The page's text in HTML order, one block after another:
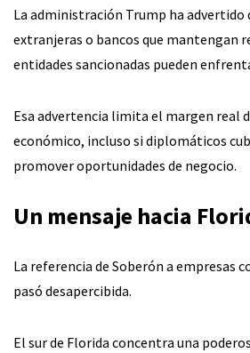
La administración Trump ha advertido
extranjeras o bancos que mantengan
entidades sancionadas pueden
Esa advertencia limita el margen real
económico, incluso si diplomáticos
promover oportunidades de negocio.
Un mensaje hacia
La referencia de Soberón a empresas
pasó desapercibida.
El sur de Florida concentra una